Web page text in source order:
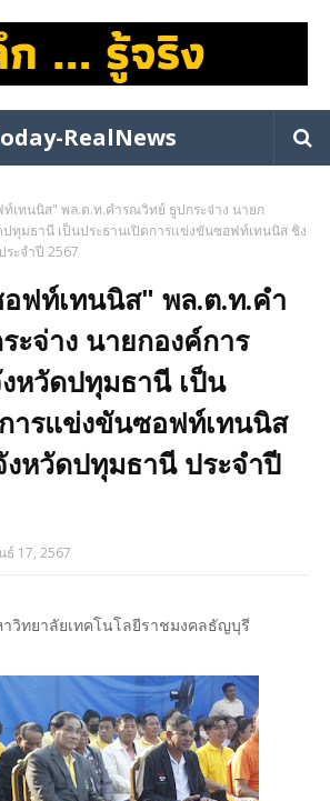
RealNews
เทนนิส" พล.ต.ท.คำรณวิทย์ ธูปกระจ่าง นายก
ทุมธานี เป็นประธานเปิดการแข่งขันซอฟท์เทนนิส ชิง
ะจำปี 2567
ฟท์เทนนิส" พล.ต.ท.คำ
ะจ่าง นายกองค์การ
หวัดปทุมธานี เป็น
ารแข่งขันซอฟท์เทนนิส
งหวัดปทุมธานี ประจำปี
17, 2567
ทยาลัยเทคโนโลยีราชมงคลธัญบุรี